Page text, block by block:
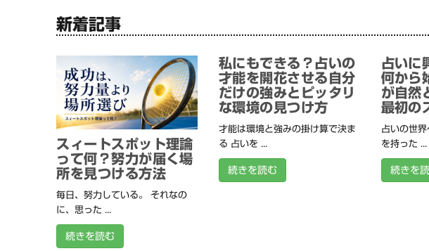
新着記事
スィートスポット理論
って何？努力が届く場
所を見つける方法
毎日、努力している。 それなの
に、思った ...
続きを読む
私にもできる？占いの
才能を開花させる自分
だけの強みとピッタリ
な環境の見つけ方
才能は環境と強みの掛け算で決ま
る 占いを ...
続きを読む
占いに
何から
が自然
最初の
占いの世
を持った ...
続きを